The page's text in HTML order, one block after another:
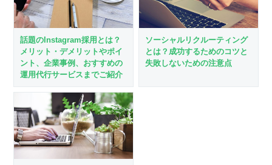
話題のInstagram採用とは？
メリット・デメリットやポイ
ント、企業事例、おすすめの
運用代行サービスまでご紹介
ソーシャルリクルーティング
とは？成功するためのコツと
失敗しないための注意点